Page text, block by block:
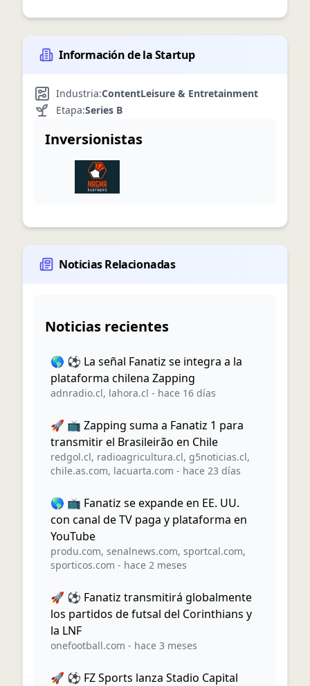
Información de la Startup
Industria:ContentLeisure & Entretainment
Etapa:Series B
Inversionistas
Noticias Relacionadas
Noticias recientes
🌎 ⚽️ La señal Fanatiz se integra a la
plataforma chilena Zapping
adnradio.cl, lahora.cl - hace 16 días
🚀 📺 Zapping suma a Fanatiz 1 para
transmitir el Brasileirão en Chile
redgol.cl, radioagricultura.cl, g5noticias.cl,
chile.as.com, lacuarta.com - hace 23 días
🌎 📺 Fanatiz se expande en EE. UU.
con canal de TV paga y plataforma en
YouTube
produ.com, senalnews.com, sportcal.com,
sporticos.com - hace 2 meses
🚀 ⚽ Fanatiz transmitirá globalmente
los partidos de futsal del Corinthians y
la LNF
onefootball.com - hace 3 meses
🚀 ⚽ FZ Sports lanza Stadio Capital